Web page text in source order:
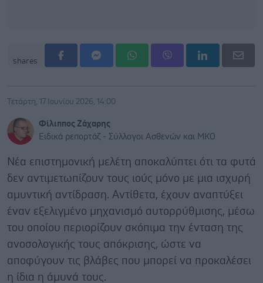
shares
Τετάρτη, 17 Ιουνίου 2026, 14:00
Φίλιππος Ζάχαρης
Ειδικά ρεπορτάζ - Σύλλογοι Ασθενών και ΜΚΟ
Νέα επιστημονική μελέτη αποκαλύπτει ότι τα φυτά
δεν αντιμετωπίζουν τους ιούς μόνο με μια ισχυρή
αμυντική αντίδραση. Αντίθετα, έχουν αναπτύξει
έναν εξελιγμένο μηχανισμό αυτορρύθμισης, μέσω
του οποίου περιορίζουν σκόπιμα την ένταση της
ανοσολογικής τους απόκρισης, ώστε να
αποφύγουν τις βλάβες που μπορεί να προκαλέσει
η ίδια η άμυνά τους.